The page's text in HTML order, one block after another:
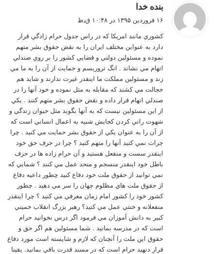
بنده خدا
ت
:
۱۶ فروردین ۱۳۹۵ در ۱۰:۴۸ ق٫ظ
كشوري مانند امريكا كه در راس جدول حرام زادگي قرار
دارد به عنواين مختلف ايران را به نقض حقوق بشر متهم
نموده و مسئولين دولتي و قضايي كشور را بر روي صندلي
اتهام مي نشاند . انگ تروريسم و حمايت از آن را به ما مي
زند و مسئولين مملكت ما اينقدر غيرت ندارند و شايد هم
خجالت مي كشند كه مقابله به مثل نموده و خود آنها را در
صندلي اتهام قرار داده و نقض حقوق بشر متهم كنند . يكي
از اين مسئولين نيست كه به آنها بگويد مثل حيوان زندگي و
شهوت راني كردن كجايش شبيه به اعمال انساني است كه
از آن را به عنوان يكي از حقوق بشر حمايت مي كنيد . چرا
جرات نمي كنيد آنها را متهم كنيد ؟ چرا در حرف حق خود
اينقدر سست و منفعل هستيد و آن حرام زاده ها در حرف
باطل خود اينقدر منسجم و متحد عمل مي كنند ؟ شمايي كه
نمي توانيد از حقوق ملت خود دفاع كنيد چطور داعيه دفاع
از حقوق ملت هاي مظلوم جهان را سر مي دهيد . چطور
كشور خود را كشور امام زمان معرفي مي كنيد ؟ چرا اينقدر
منفعلانه و خنثي عمل مي كنيد؟ رهبر بزرگ انقلاب خميني
كبير به دانش آموزان مي فرمود اگر درس نخوانيد حرام
است كه در مدرسه بمانيد . شما مسئولين هم اگر حق و
حقوق اين ملت را آنچنان كه لازم و شايسته است مورد دفاع
قرار دنهيد حرام است كه در مسند قدرت باقي بمانيد. يقينا